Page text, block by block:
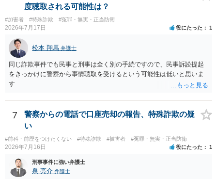
度聴取される可能性は？
#加害者 #特殊詐欺 #冤罪・無実・正当防衛
2026年7月17日 役にたった 1
松本 翔馬 弁護士
同じ詐欺事件でも民事と刑事は全く別の手続ですので、民事訴訟提起
をきっかけに警察から事情聴取を受けるという可能性は低いと思いま
す
7
警察からの電話で口座売却の報告、特殊詐欺の疑
い
#前科・前歴をつけたくない #特殊詐欺 #被害者 #冤罪・無実・正当防衛
2026年7月16日 役にたった 1
刑事事件に強い弁護士
泉 亮介 弁護士